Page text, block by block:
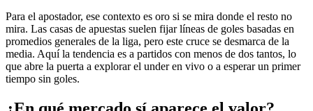
Para el apostador, ese contexto es oro si se mira donde el resto no
mira. Las casas de apuestas suelen fijar líneas de goles basadas en
promedios generales de la liga, pero este cruce se desmarca de la
media. Aquí la tendencia es a partidos con menos de dos tantos, lo
que abre la puerta a explorar el under en vivo o a esperar un primer
tiempo sin goles.